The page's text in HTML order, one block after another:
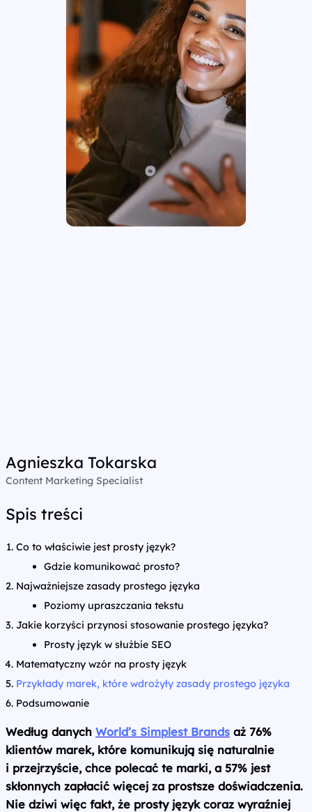
Agnieszka Tokarska
Content Marketing Specialist
Spis treści
Co to właściwie jest prosty język?
Gdzie komunikować prosto?
Najważniejsze zasady prostego języka
Poziomy upraszczania tekstu
Jakie korzyści przynosi stosowanie prostego języka?
Prosty język w służbie SEO
Matematyczny wzór na prosty język
Przykłady marek, które wdrożyły zasady prostego języka
Podsumowanie
Według danych World’s Simplest Brands aż 76%
klientów marek, które komunikują się naturalnie
i przejrzyście, chce polecać te marki, a 57% jest
skłonnych zapłacić więcej za prostsze doświadczenia.
Nie dziwi więc fakt, że prosty język coraz wyraźniej